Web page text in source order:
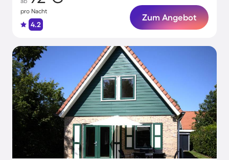
pro Nacht
4.2
Zum Angebot